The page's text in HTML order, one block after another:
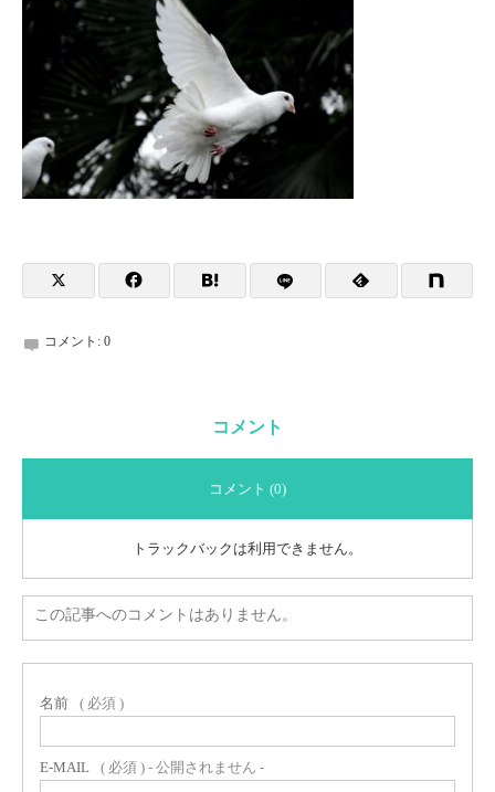
コメント: 0
コメント
コメント (0)
トラックバックは利用できません。
この記事へのコメントはありません。
名前 ( 必須 )
E-MAIL ( 必須 ) - 公開されません -